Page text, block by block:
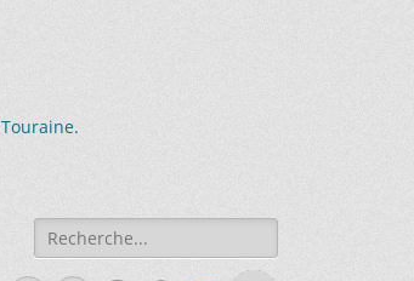
Recherche
de: